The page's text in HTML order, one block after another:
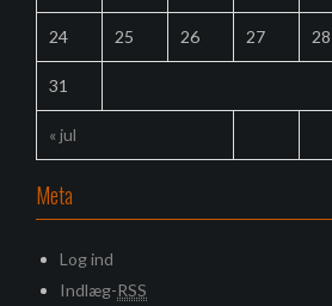
« jul
24 25 26 27 28
31
Meta
Log ind
Indlæg-RSS